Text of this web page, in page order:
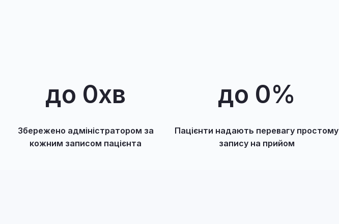
до 0хв
Збережено адміністратором за
кожним записом пацієнта
до 0%
Пацієнти надають перевагу простому
запису на прийом